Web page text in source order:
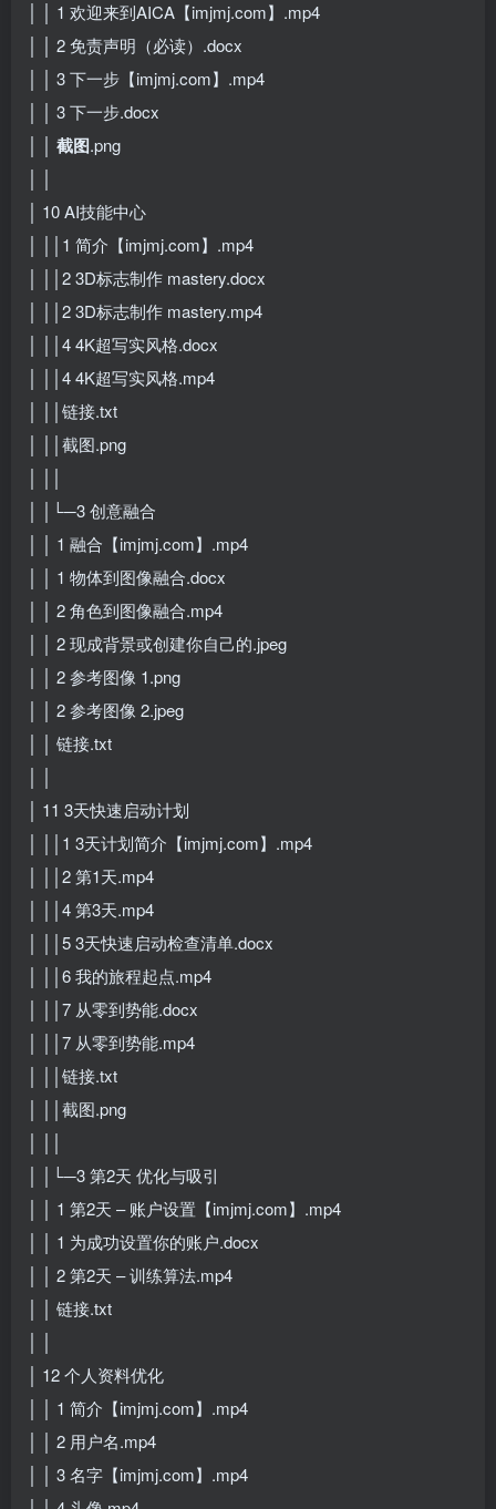
│ │ 1 欢迎来到AICA【imjmj.com】.mp4
│ │ 2 免责声明（必读）.docx
│ │ 3 下一步【imjmj.com】.mp4
│ │ 3 下一步.docx
│ │ 截图.png
│ │
│ 10 AI技能中心
│ ││1 简介【imjmj.com】.mp4
│ ││2 3D标志制作 mastery.docx
│ ││2 3D标志制作 mastery.mp4
│ ││4 4K超写实风格.docx
│ ││4 4K超写实风格.mp4
│ ││链接.txt
│ ││截图.png
│ ││
│ │└─3 创意融合
│ │ 1 融合【imjmj.com】.mp4
│ │ 1 物体到图像融合.docx
│ │ 2 角色到图像融合.mp4
│ │ 2 现成背景或创建你自己的.jpeg
│ │ 2 参考图像 1.png
│ │ 2 参考图像 2.jpeg
│ │ 链接.txt
│ │
│ 11 3天快速启动计划
│ ││1 3天计划简介【imjmj.com】.mp4
│ ││2 第1天.mp4
│ ││4 第3天.mp4
│ ││5 3天快速启动检查清单.docx
│ ││6 我的旅程起点.mp4
│ ││7 从零到势能.docx
│ ││7 从零到势能.mp4
│ ││链接.txt
│ ││截图.png
│ ││
│ │└─3 第2天 优化与吸引
│ │ 1 第2天 – 账户设置【imjmj.com】.mp4
│ │ 1 为成功设置你的账户.docx
│ │ 2 第2天 – 训练算法.mp4
│ │ 链接.txt
│ │
│ 12 个人资料优化
│ │ 1 简介【imjmj.com】.mp4
│ │ 2 用户名.mp4
│ │ 3 名字【imjmj.com】.mp4